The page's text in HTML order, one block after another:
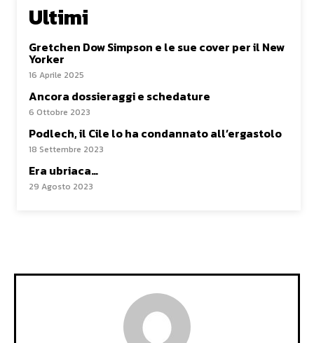
Ultimi
Gretchen Dow Simpson e le sue cover per il New
Yorker
16 Aprile 2025
Ancora dossieraggi e schedature
6 Ottobre 2023
Podlech, il Cile lo ha condannato all’ergastolo
18 Settembre 2023
Era ubriaca…
29 Agosto 2023